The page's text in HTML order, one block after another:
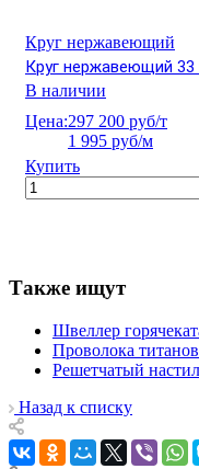
Круг нержавеющий
Круг нержавеющий
В наличии
Цена:297 200 руб/т
1 995 руб/м
Купить
Также ищут
Швеллер
Проволока
Решетчатый настил
Назад к списку